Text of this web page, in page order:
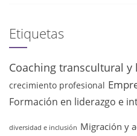
Etiquetas
Coaching transcultural y
crecimiento profesional
Formación en liderazgo e
diversidad e inclusión Migración y